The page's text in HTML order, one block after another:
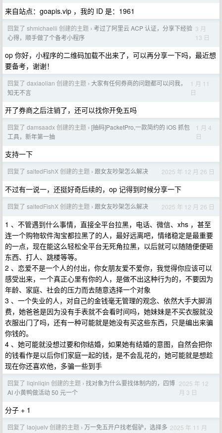
来自站点：goapis.vip ，我的 ID 是：1961
回复了 shmichaelli 创建的主题 › 考过了阿里云 ACP 认证，分享下经验
心得，顺手做了个备考小程序
3 月
13 日
op 你好，小程序的二维码加载不出来了，可以再分享一下吗，最近想
要备考，谢谢！
回复了 daxiaolian 创建的主题 › 大家有任何券商的问题都可以问我，
知无不言
1 月 11
日
开了券商之后注销了，还可以找你开免五吗
回复了 damsaadx 创建的主题 › [抽码]PacketPro,一款简约的 iOS 抓包
工具，新年第一抽
1 月 4
日
支持一下
回复了 saltedFishX 创建的主题 › 跟女友吵架怎么解决 2025 年 12 月 26 日
不过有一说一，还挺好奇后续的，op 记得到时候分享一下
回复了 saltedFishX 创建的主题 › 跟女友吵架怎么解决 2025 年 12 月 26 日
1 、不管遇到什么事情，直接全平台拉黑，电话、微信、xhs ，甚至
连一个购物软件淘宝都拉黑了的人，最好远离吧，情绪稳定是最重要
的一点，现在能这么轻松全平台无死角拉黑，以后就可以随随便便砸
东西、打人、跳楼等等。
2 、恋爱不是一个人的付出，你女朋友爱不爱你，我觉得你应该可以
感受出来，一个真正心里有你的人，是做不出这种行为的，不要因为
年龄、家庭、社会的压力而去随意选择一个对象
3 、一个失业的人，对自己的金钱毫无管理的观念、依然大手大脚消
费，她爸爸是因为没有手表就不会看时间吗，她妹妹是不买衣服就没
衣服出门了吗，还有一种可能就是她没有买这些东西，只是编出来骗
你钱的。
4 、她可能就没想过要和你结婚，如果她有结婚的意图，自然会把你
的钱看作是以后你们家庭一起的钱，是不会乱花的，她可能就是想趁
现在你还喜欢他，多骗一些到手
回复了 liqinliqin 创建的主题 › 找对象为什么要找体制内的，四博
AI 小黄鸭做活动 50 元一个
2025 年 12
月 3 日
分子 + 1
回复了 laojuelv 创建的主题 › 万一免五开户找老倔驴，选择多 2025 年 11 月